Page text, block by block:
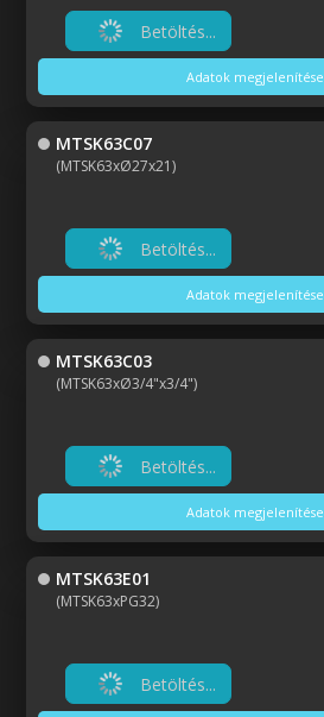
Betöltés...
Adatok megjelenítése
MTSK63C07
(MTSK63xØ27x21)
Betöltés...
Adatok megjelenítése
MTSK63C03
(MTSK63xØ3/4"x3/4")
Betöltés...
Adatok megjelenítése
MTSK63E01
(MTSK63xPG32)
Betöltés...